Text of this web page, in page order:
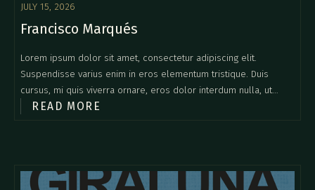
JULY 15, 2026
Francisco Marqués
Lorem ipsum dolor sit amet, consectetur adipiscing elit.
Suspendisse varius enim in eros elementum tristique. Duis
cursus, mi quis viverra ornare, eros dolor interdum nulla, ut
commodo diam libero vitae erat. Aenean faucibus nibh et justo
READ MORE